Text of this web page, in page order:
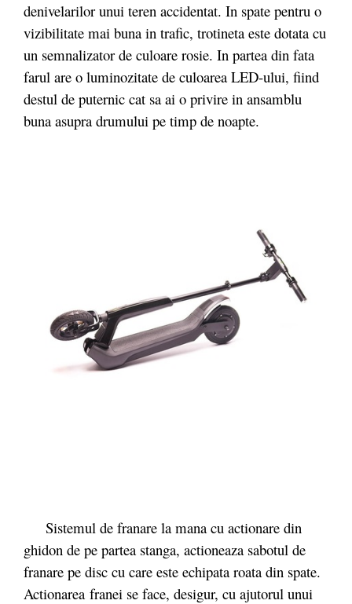
denivelarilor unui teren accidentat. In spate pentru o
vizibilitate mai buna in trafic, trotineta este dotata cu
un semnalizator de culoare rosie. In partea din fata
farul are o luminozitate de culoarea LED-ului, fiind
destul de puternic cat sa ai o privire in ansamblu
buna asupra drumului pe timp de noapte.
Sistemul de franare la mana cu actionare din
ghidon de pe partea stanga, actioneaza sabotul de
franare pe disc cu care este echipata roata din spate.
Actionarea franei se face, desigur, cu ajutorul unui